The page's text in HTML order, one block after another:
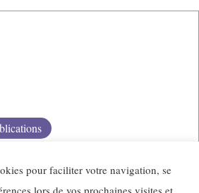
pour faciliter votre navigation, se
lors de vos prochaines visites et